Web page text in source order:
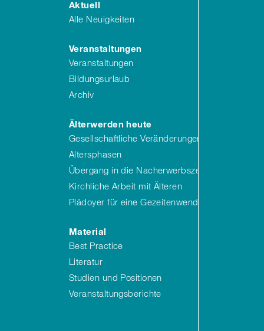
Aktuell
Alle Neuigkeiten
Veranstaltungen
Veranstaltungen
Bildungsurlaub
Archiv
Älterwerden heute
Gesellschaftliche Veränderungen
Altersphasen
Übergang in die Nacherwerbszeit
Kirchliche Arbeit mit Älteren
Plädoyer für eine Gezeitenwende
Material
Best Practice
Literatur
Studien und Positionen
Veranstaltungsberichte